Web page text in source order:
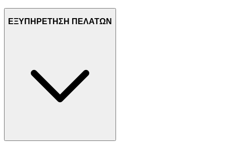
ΕΞΥΠΗΡΕΤΗΣΗ ΠΕΛΑΤΩΝ